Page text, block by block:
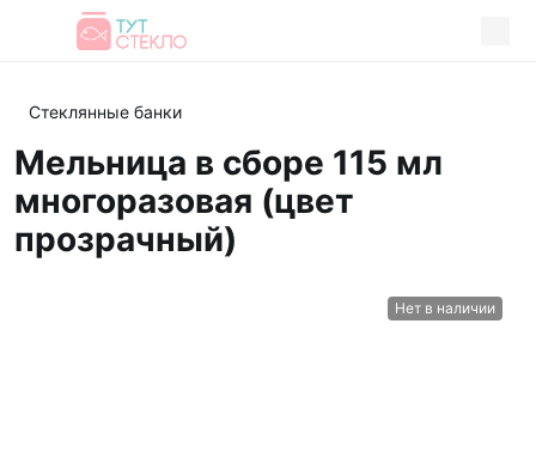
Стеклянные банки
Мельница в сборе 115 мл
многоразовая (цвет
прозрачный)
Нет в наличии